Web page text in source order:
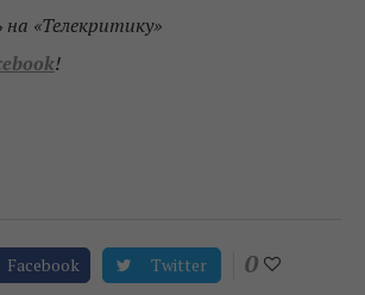
«Телекритику»
!
Facebook Twitter 0